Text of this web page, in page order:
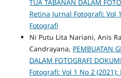
TUA TABANAN DALAM
Retina Jurnal Fotografi: Vol
Fotografi
Ni Putu Lita Nariani, Anis
Candrayana, PEMBUATAN
DALAM FOTOGRAFI
Fotografi: Vol 1 No 2